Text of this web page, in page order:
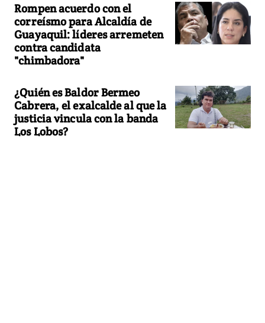
Rompen acuerdo con el
correísmo para Alcaldía de
Guayaquil: líderes arremeten
contra candidata
"chimbadora"
¿Quién es Baldor Bermeo
Cabrera, el exalcalde al que la
justicia vincula con la banda
Los Lobos?